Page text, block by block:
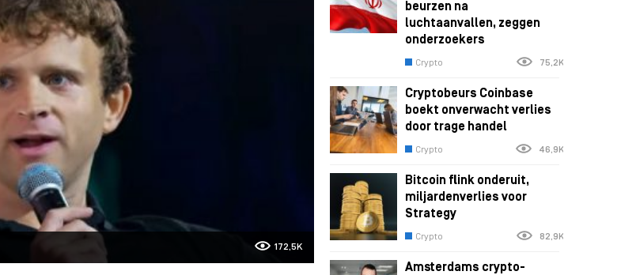
172,5K
beurzen na
luchtaanvallen, zeggen
onderzoekers
Crypto 75,2K
Cryptobeurs Coinbase
boekt onverwacht verlies
door trage handel
Crypto 46,9K
Bitcoin flink onderuit,
miljardenverlies voor
Strategy
Crypto 82,9K
Amsterdams crypto-